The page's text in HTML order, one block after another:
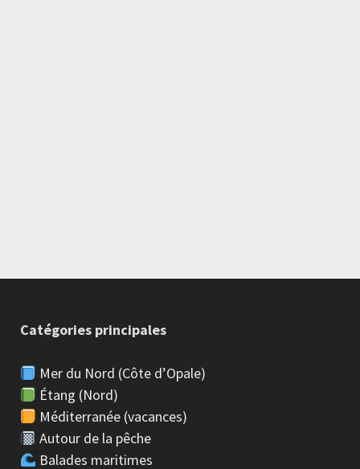
Catégories principales
Mer du Nord (Côte d’Opale)
Étang (Nord)
Méditerranée (vacances)
Autour de la pêche
Balades maritimes